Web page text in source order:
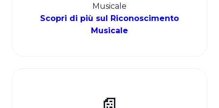
Musicale
Scopri di più sul Riconoscimento
Musicale